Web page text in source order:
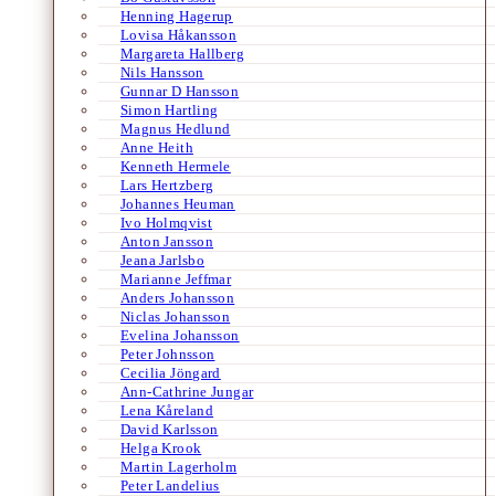
Henning Hagerup
Lovisa Håkansson
Margareta Hallberg
Nils Hansson
Gunnar D Hansson
Simon Hartling
Magnus Hedlund
Anne Heith
Kenneth Hermele
Lars Hertzberg
Johannes Heuman
Ivo Holmqvist
Anton Jansson
Jeana Jarlsbo
Marianne Jeffmar
Anders Johansson
Niclas Johansson
Evelina Johansson
Peter Johnsson
Cecilia Jöngard
Ann-Cathrine Jungar
Lena Kåreland
David Karlsson
Helga Krook
Martin Lagerholm
Peter Landelius